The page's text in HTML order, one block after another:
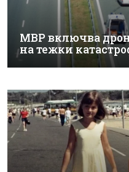
МВР включва
на тежки